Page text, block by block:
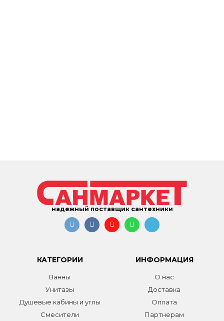
надежный поставщик сантехники
КАТЕГОРИИ
Ванны
Унитазы
Душевые кабины и углы
Смесители
ИНФОРМАЦИЯ
О нас
Доставка
Оплата
Партнерам